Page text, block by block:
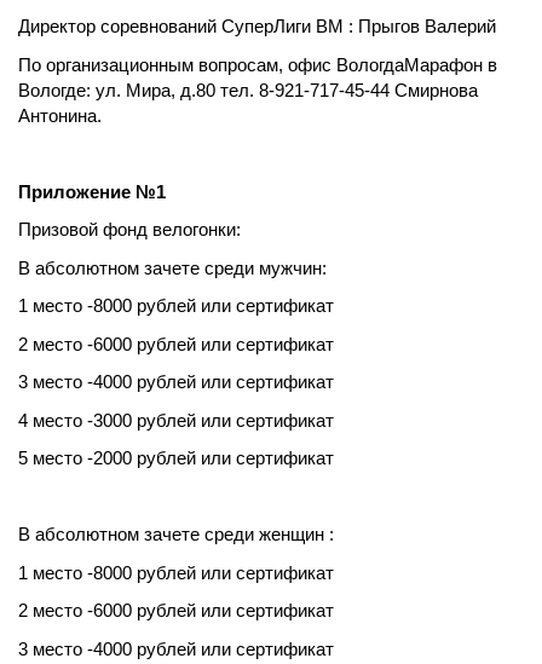
Директор соревнований СуперЛиги ВМ : Прыгов Валерий
По организационным вопросам, офис ВологдаМарафон в
Вологде: ул. Мира, д.80 тел. 8-921-717-45-44 Смирнова
Антонина.
Приложение №1
Призовой фонд велогонки:
В абсолютном зачете среди мужчин:
1 место -8000 рублей или сертификат
2 место -6000 рублей или сертификат
3 место -4000 рублей или сертификат
4 место -3000 рублей или сертификат
5 место -2000 рублей или сертификат
В абсолютном зачете среди женщин :
1 место -8000 рублей или сертификат
2 место -6000 рублей или сертификат
3 место -4000 рублей или сертификат